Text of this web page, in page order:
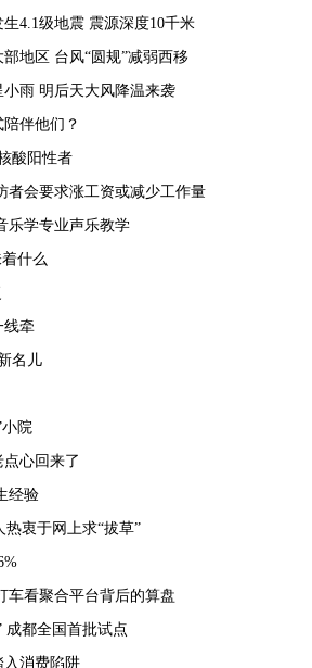
4.1级地震 震源深度10千米
地区 台风“圆规”减弱西移
雨 明后天大风降温来袭
伴他们？
酸阳性者
者会要求涨工资或减少工作量
乐学专业声乐教学
什么
线牵
名儿
院
心回来了
经验
热衷于网上求“拔草”
车看聚合平台背后的算盘
成都全国首批试点
入消费陷阱